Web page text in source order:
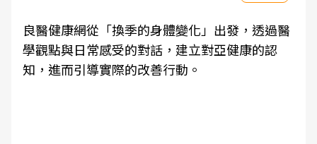
良醫健康網從「換季的身體變化」出發，透過醫
學觀點與日常感受的對話，建立對亞健康的認
知，進而引導實際的改善行動。